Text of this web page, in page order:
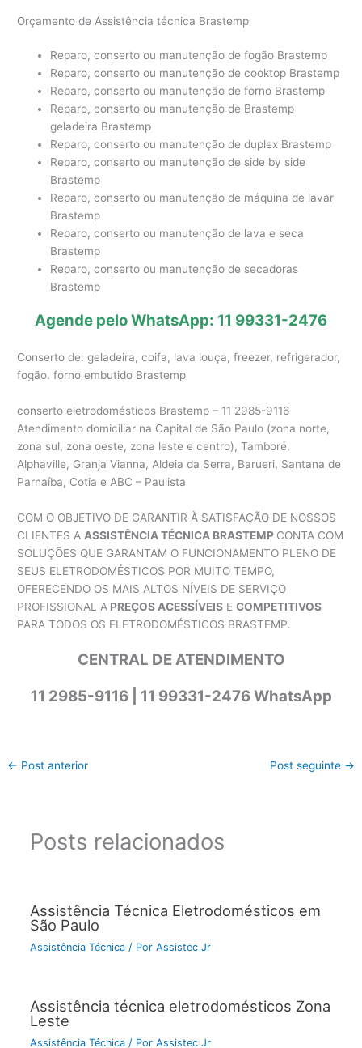
Orçamento de Assistência técnica Brastemp
Reparo, conserto ou manutenção de fogão Brastemp
Reparo, conserto ou manutenção de cooktop Brastemp
Reparo, conserto ou manutenção de forno Brastemp
Reparo, conserto ou manutenção de Brastemp
geladeira Brastemp
Reparo, conserto ou manutenção de duplex Brastemp
Reparo, conserto ou manutenção de side by side
Brastemp
Reparo, conserto ou manutenção de máquina de lavar
Brastemp
Reparo, conserto ou manutenção de lava e seca
Brastemp
Reparo, conserto ou manutenção de secadoras
Brastemp
Agende pelo WhatsApp: 11 99331-2476
Conserto de: geladeira, coifa, lava louça, freezer, refrigerador,
fogão. forno embutido Brastemp
conserto eletrodomésticos Brastemp – 11 2985-9116
Atendimento domiciliar na Capital de São Paulo (zona norte,
zona sul, zona oeste, zona leste e centro), Tamboré,
Alphaville, Granja Vianna, Aldeia da Serra, Barueri, Santana de
Parnaíba, Cotia e ABC – Paulista
COM O OBJETIVO DE GARANTIR À SATISFAÇÃO DE NOSSOS
CLIENTES A ASSISTÊNCIA TÉCNICA BRASTEMP CONTA COM
SOLUÇÕES QUE GARANTAM O FUNCIONAMENTO PLENO DE
SEUS ELETRODOMÉSTICOS POR MUITO TEMPO,
OFERECENDO OS MAIS ALTOS NÍVEIS DE SERVIÇO
PROFISSIONAL A PREÇOS ACESSÍVEIS ECOMPETITIVOS
PARA TODOS OS ELETRODOMÉSTICOS BRASTEMP.
CENTRAL DE ATENDIMENTO
11 2985-9116 | 11 99331-2476 WhatsApp
← Post anterior Post seguinte →
Posts relacionados
Assistência Técnica Eletrodomésticos em
São Paulo
Assistência Técnica/ Por Assistec Jr
Assistência técnica eletrodomésticos Zona
Leste
Assistência Técnica/ Por Assistec Jr